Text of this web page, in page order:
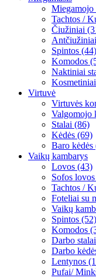
Miegamojo
Tachtos /
Čiužiniai
Spintos (44)
Komodos
Naktiniai
Virtuvė
Virtuvės
Valgomojo
Stalai (86)
Kėdės (69)
Baro kėdės
Vaikų kambarys
Lovos (43)
Sofos
Tachtos /
Foteliai su
Vaikų
Spintos (52)
Komodos
Darbo
Darbo
Lentynos
Pufai/